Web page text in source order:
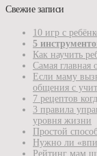
Свежие записи
10 игр с
5
Как научить
Самая главная
Если маму
общения с
7 рецептов
3 правила
уровня жизни
Простой
Нужно ли
Рейтинг мам